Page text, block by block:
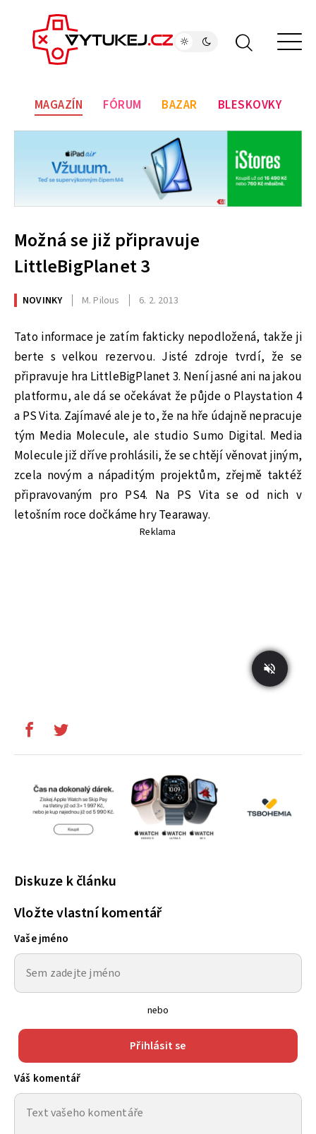
MAGAZÍN FÓRUM BAZAR BLESKOVKY
Možná se již připravuje
LittleBigPlanet 3
NOVINKY M. Pilous 6. 2. 2013
Tato informace je zatím fakticky nepodložená, takže ji
berte s velkou rezervou. Jisté zdroje tvrdí, že se
připravuje hra LittleBigPlanet 3. Není jasné ani na jakou
platformu, ale dá se očekávat že půjde o Playstation 4
a PS Vita. Zajímavé ale je to, že na hře údajně nepracuje
tým Media Molecule, ale studio Sumo Digital. Media
Molecule již dříve prohlásili, že se chtějí věnovat jiným,
zcela novým a nápaditým projektům, zřejmě taktéž
připravovaným pro PS4. Na PS Vita se od nich v
letošním roce dočkáme hry Tearaway.
Reklama
Diskuze k článku
Vložte vlastní komentář
Vaše jméno
nebo
Přihlásit se
Váš komentář